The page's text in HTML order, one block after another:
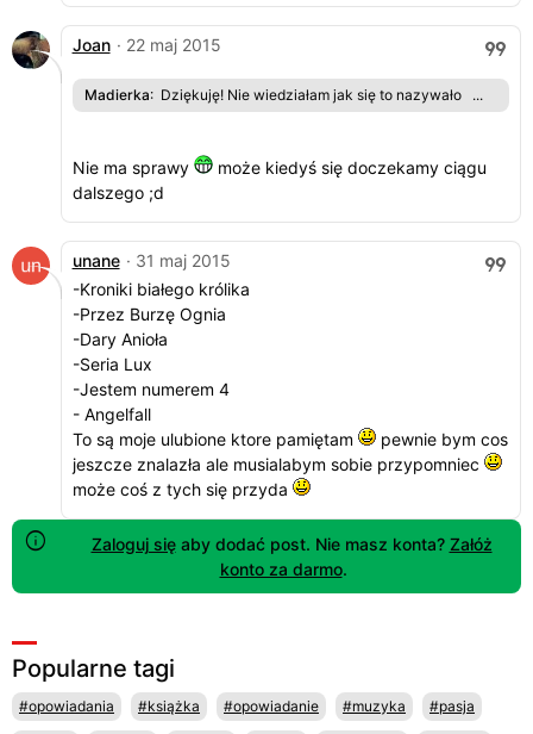
Joan · 22 maj 2015
Madierka: Dziękuję! Nie wiedziałam jak się to nazywało ...
Nie ma sprawy
może kiedyś się doczekamy ciągu
dalszego ;d
unane · 31 maj 2015
-Kroniki białego królika
-Przez Burzę Ognia
-Dary Anioła
-Seria Lux
-Jestem numerem 4
- Angelfall
To są moje ulubione ktore pamiętam
pewnie bym cos
jeszcze znalazła ale musialabym sobie przypomniec
może coś z tych się przyda
Zaloguj sięaby dodać post. Nie masz konta? Załóż
konto za darmo.
Popularne tagi
#opowiadania #książka #opowiadanie #muzyka #pasja